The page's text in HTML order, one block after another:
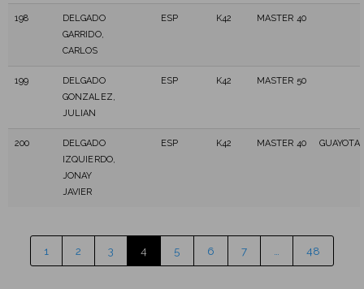
198
DELGADO
GARRIDO,
CARLOS
ESP K42 MASTER 40
199
DELGADO
GONZALEZ,
JULIAN
ESP K42 MASTER 50
200
DELGADO
IZQUIERDO,
JONAY
JAVIER
ESP K42 MASTER 40 GUAYOTA
1 2 3 4 5 6 7 48